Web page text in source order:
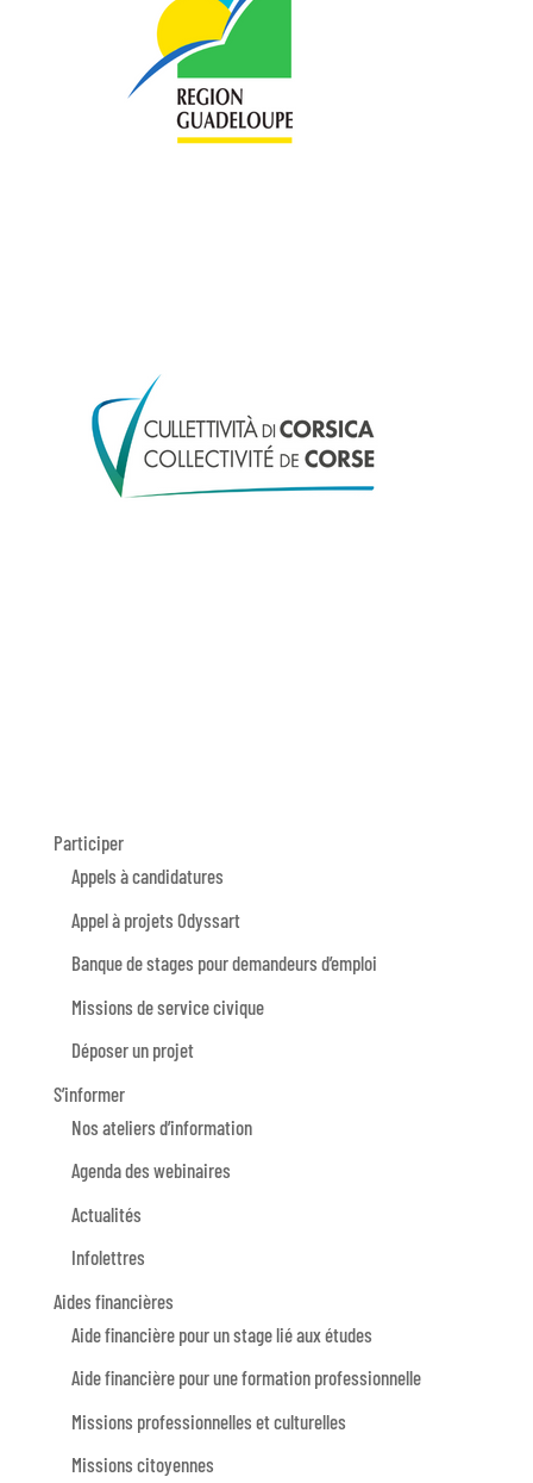
Participer
Appels à candidatures
Appel à projets Odyssart
Banque de stages pour demandeurs d’emploi
Missions de service civique
Déposer un projet
S’informer
Nos ateliers d’information
Agenda des webinaires
Actualités
Infolettres
Aides financières
Aide financière pour un stage lié aux études
Aide financière pour une formation professionnelle
Missions professionnelles et culturelles
Missions citoyennes